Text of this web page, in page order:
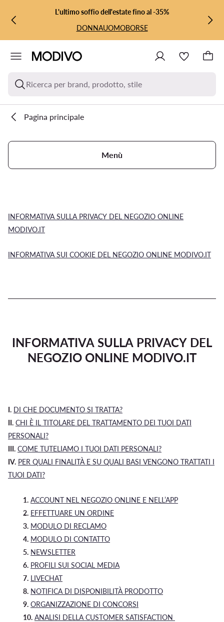
VAI AL CONTENUTO PRINCIPALE
VAI ALLA RICERCAL'ultimo soffio dell'estate fino al -35%
DONNAUOMOBORSE
Ricerca per brand, prodotto, stile
Pagina principale
Menù
INFORMATIVA SULLA PRIVACY DEL NEGOZIO ONLINE
MODIVO.IT
INFORMATIVA SUI COOKIE DEL NEGOZIO ONLINE MODIVO.IT
INFORMATIVA SULLA PRIVACY DEL
NEGOZIO ONLINE MODIVO.IT
I. DI CHE DOCUMENTO SI TRATTA?
II. CHI È IL TITOLARE DEL TRATTAMENTO DEI TUOI DATI
PERSONALI?
III. COME TUTELIAMO I TUOI DATI PERSONALI?
IV. PER QUALI FINALITÀ E SU QUALI BASI VENGONO TRATTATI I
TUOI DATI?
1. ACCOUNT NEL NEGOZIO ONLINE E NELL’APP
2. EFFETTUARE UN ORDINE
3. MODULO DI RECLAMO
4. MODULO DI CONTATTO
5. NEWSLETTER
6. PROFILI SUI SOCIAL MEDIA
7. LIVECHAT
8. NOTIFICA DI DISPONIBILITÀ PRODOTTO
9. ORGANIZZAZIONE DI CONCORSI
10. ANALISI DELLA CUSTOMER SATISFACTION